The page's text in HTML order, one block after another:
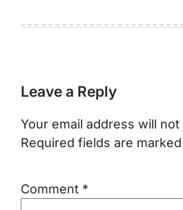
Leave a Reply
Your email address will
Required fields are marked
Comment *